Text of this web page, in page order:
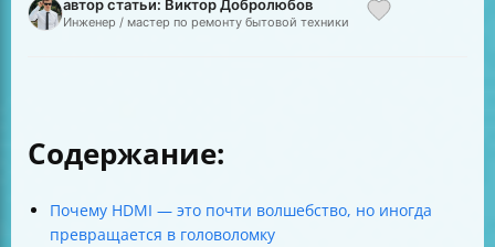
автор статьи: Виктор Добролюбов
Инженер / мастер по ремонту бытовой техники
Содержание:
Почему HDMI — это почти волшебство, но иногда
превращается в головоломку